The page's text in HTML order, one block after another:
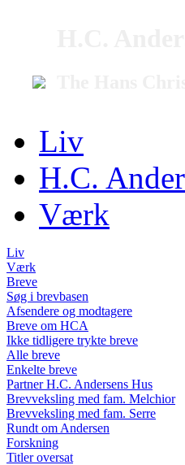
Liv
H.C.
Værk
Liv
Værk
Breve
Søg i brevbasen
Afsendere og modtagere
Breve om HCA
Ikke tidligere trykte breve
Alle breve
Enkelte breve
Partner H.C. Andersens Hus
Brevveksling med fam. Melchior
Brevveksling med fam. Serre
Rundt om Andersen
Forskning
Titler oversat